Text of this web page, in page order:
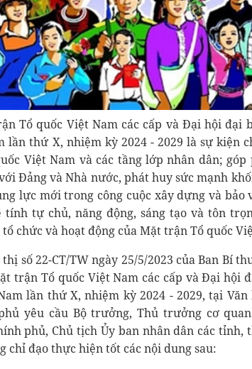
Tổ quốc Việt Nam các cấp và Đại hội đại
lần thứ X, nhiệm kỳ 2024 - 2029 là sự
Việt Nam và các tầng lớp nhân dân;
Đảng và Nhà nước, phát huy sức mạnh
lực mới trong công cuộc xây dựng và bảo
tính tự chủ, năng động, sáng tạo và tôn
chức và hoạt động của Mặt trận Tổ quốc
số 22-CT/TW ngày 25/5/2023 của Ban Bí
trận Tổ quốc Việt Nam các cấp và Đại hội
lần thứ X, nhiệm kỳ 2024 - 2029, tại Văn
yêu cầu Bộ trưởng, Thủ trưởng cơ
phủ, Chủ tịch Ủy ban nhân dân các
chỉ đạo thực hiện tốt các nội dung sau: